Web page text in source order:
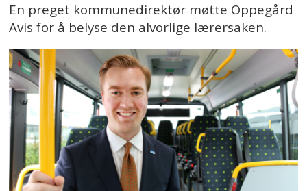
En preget kommunedirektør møtte Oppegård
Avis for å belyse den alvorlige lærersaken.